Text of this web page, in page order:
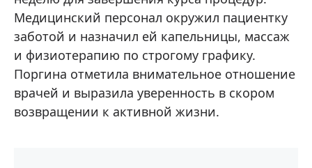
Медицинский персонал окружил пациентку
заботой и назначил ей капельницы, массаж
и физиотерапию по строгому графику.
Поргина отметила внимательное отношение
врачей и выразила уверенность в скором
возвращении к активной жизни.